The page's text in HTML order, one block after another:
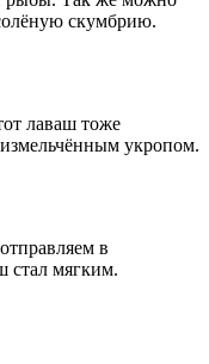
скумбрию.
лаваш тоже
укропом.
в
стал мягким.